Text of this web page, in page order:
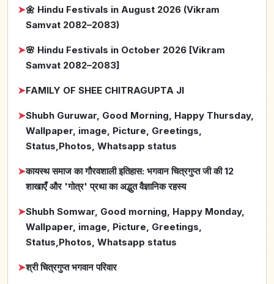
➤🌼 Hindu Festivals in August 2026 (Vikram
Samvat 2082–2083)
➤🌸 Hindu Festivals in October 2026 [Vikram
Samvat 2082–2083]
➤FAMILY OF SHEE CHITRAGUPTA JI
➤Shubh Guruwar, Good Morning, Happy Thursday,
Wallpaper, image, Picture, Greetings,
Status,Photos, Whatsapp status
➤कायस्थ समाज का गौरवशाली इतिहास: भगवान चित्रगुप्त जी की 12
शाखाएँ और 'गोत्र' प्रथा का अद्भुत वैज्ञानिक रहस्य
➤Shubh Somwar, Good morning, Happy Monday,
Wallpaper, image, Picture, Greetings,
Status,Photos, Whatsapp status
➤श्री चित्रगुप्त भगवान परिवार